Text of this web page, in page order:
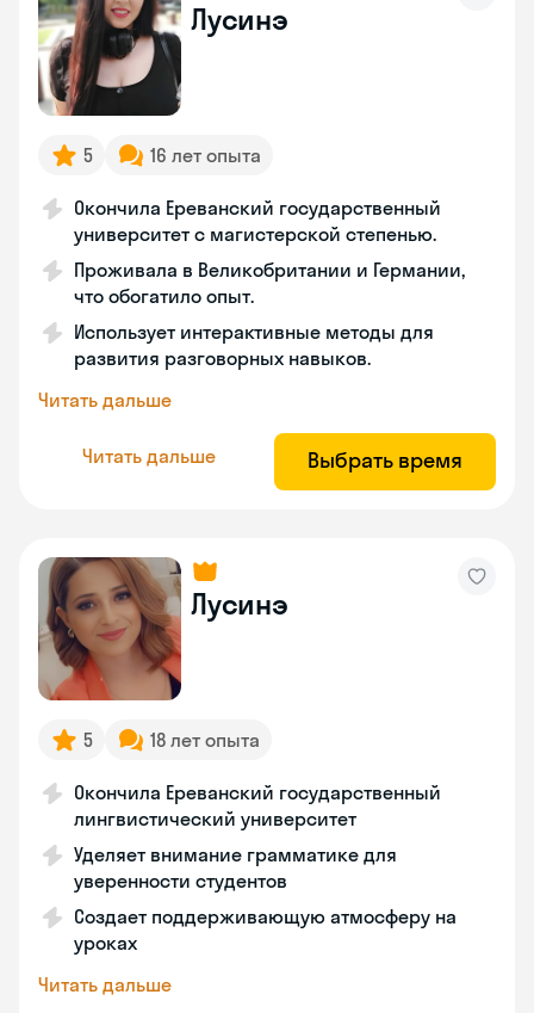
Лусинэ
5 16 лет опыта
Окончила Ереванский государственный
университет с магистерской степенью.
Проживала в Великобритании и Германии,
что обогатило опыт.
Использует интерактивные методы для
развития разговорных навыков.
Читать дальше
Читать дальше Выбрать время
Лусинэ
5 18 лет опыта
Окончила Ереванский государственный
лингвистический университет
Уделяет внимание грамматике для
уверенности студентов
Создает поддерживающую атмосферу на
уроках
Читать дальше